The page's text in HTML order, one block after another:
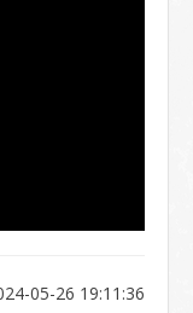
05-26 19:11:36